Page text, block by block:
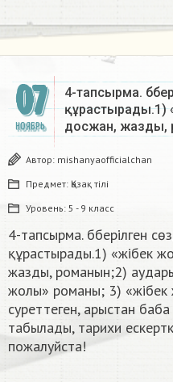
07
НОЯБРЬ
4-тапсырма.
құрастырады.1)
досжан, жазды,
Автор: mishanyaofficialchan
Предмет: Қазақ тiлi
Уровень: 5 - 9 класс
4-тапсырма. бберілген
құрастырады.1) «жібек
жазды, романын;2)
жолы» романы; 3)
суреттеген, арыстан
табылады, тарихи
пожалуйста!​